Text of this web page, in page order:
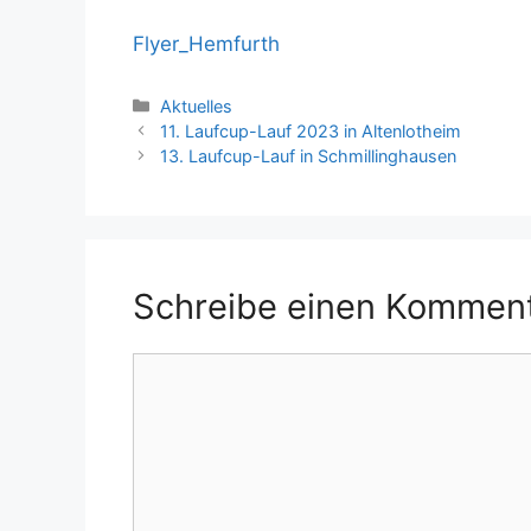
Flyer_Hemfurth
Kategorien
Aktuelles
11. Laufcup-Lauf 2023 in Altenlotheim
13. Laufcup-Lauf in Schmillinghausen
Schreibe einen